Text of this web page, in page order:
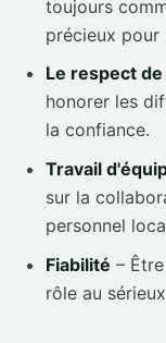
toujours
précieux pour
Le respect
honorer les
la confiance.
Travail
sur la
personnel
Fiabilité –
rôle au